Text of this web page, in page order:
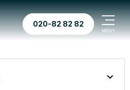
020-82 82 82